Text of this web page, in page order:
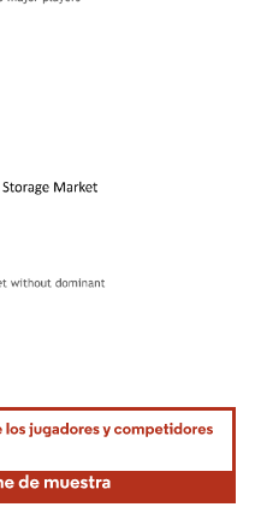
atribución según CC BY 4.0.